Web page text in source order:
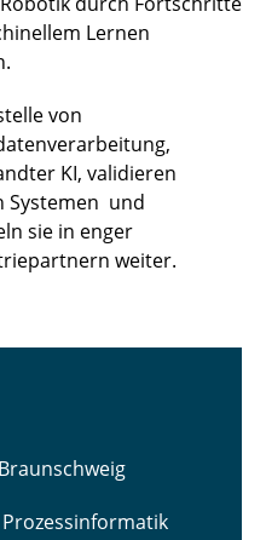
Lernen
von
KI, validieren
Systemen und
sie in enger
weiter.